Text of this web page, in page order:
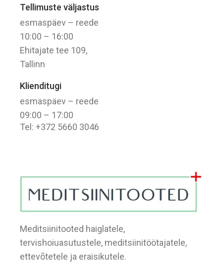
Meditsiinitooted haiglatele,
tervishoiuasutustele, meditsiinitöötajatele,
ettevõtetele ja eraisikutele.
Tellimuste väljastus
esmaspäev – reede
10:00 – 16:00
Ehitajate tee 109,
Tallinn
Klienditugi
esmaspäev – reede
09:00 – 17:00
Tel: +372 5660 3046